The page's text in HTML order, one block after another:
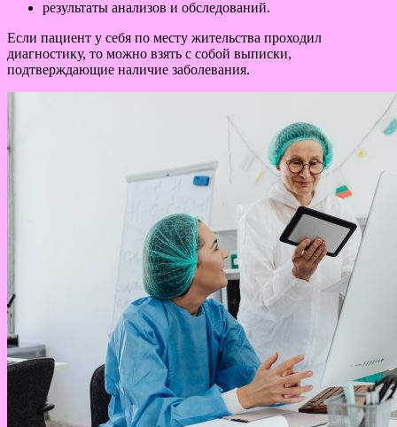
результаты анализов и обследований.
Если пациент у себя по месту жительства проходил
диагностику, то можно взять с собой выписки,
подтверждающие наличие заболевания.